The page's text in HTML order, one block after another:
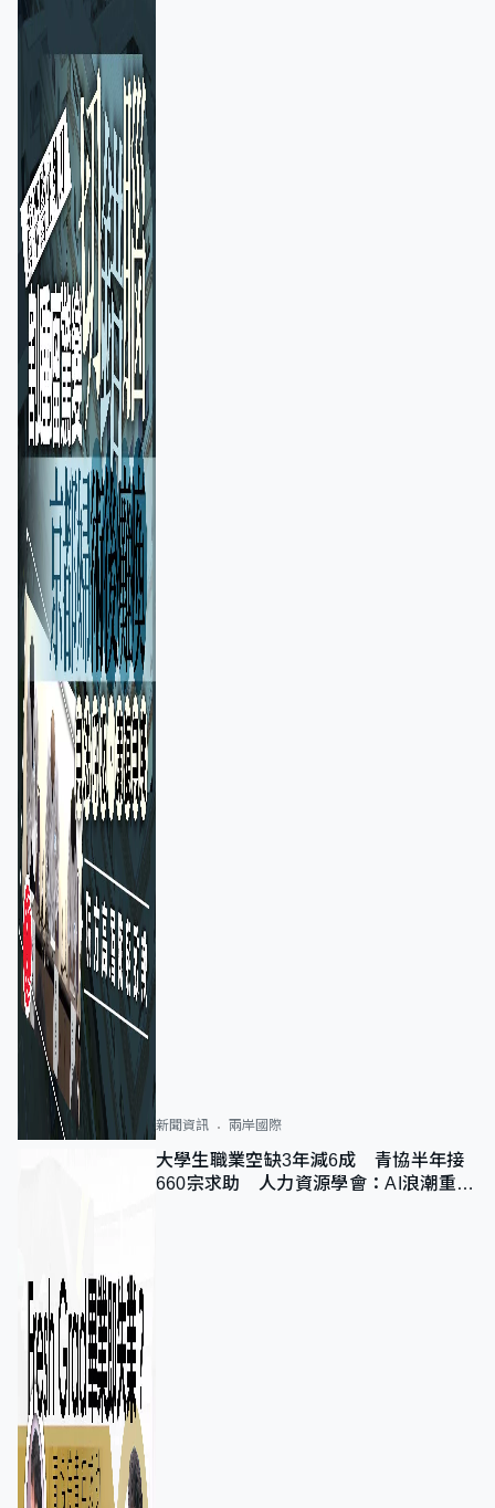
新聞資訊 兩岸國際
大學生職業空缺3年減6成 青協半年接
660宗求助 人力資源學會：AI浪潮重整